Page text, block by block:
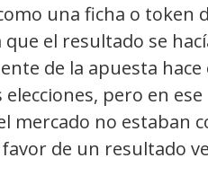
una ficha o token
el resultado se
de la apuesta hace
pero en
mercado no estaban
de un resultado